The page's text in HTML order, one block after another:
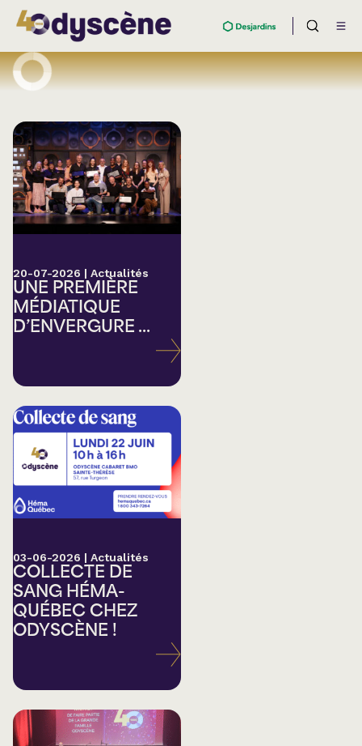
20-07-2026 | Actualités
UNE PREMIÈRE
MÉDIATIQUE
D’ENVERGURE ...
03-06-2026 | Actualités
COLLECTE DE
SANG HÉMA-
QUÉBEC CHEZ
ODYSCÈNE !